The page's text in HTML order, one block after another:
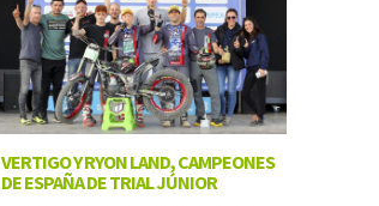
VERTIGO Y RYON LAND, CAMPEONES
DE ESPAÑA DE TRIAL JÚNIOR